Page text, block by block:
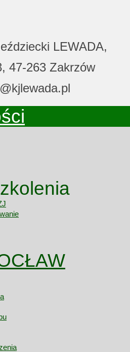
LEWADA,
47-263 Zakrzów